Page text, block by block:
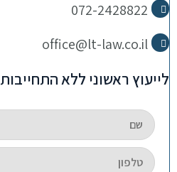
072-2428822
office@lt-law.co.il
לייעוץ ראשוני ללא התחייבות